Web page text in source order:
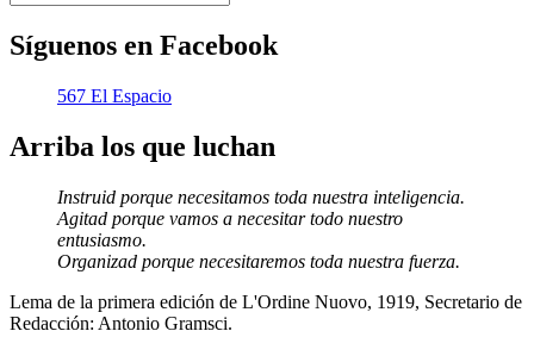
Síguenos en Facebook
567 El Espacio
Arriba los que luchan
Instruid porque necesitamos toda nuestra inteligencia.
Agitad porque vamos a necesitar todo nuestro
entusiasmo.
Organizad porque necesitaremos toda nuestra fuerza.
Lema de la primera edición de L'Ordine Nuovo, 1919, Secretario de
Redacción: Antonio Gramsci.